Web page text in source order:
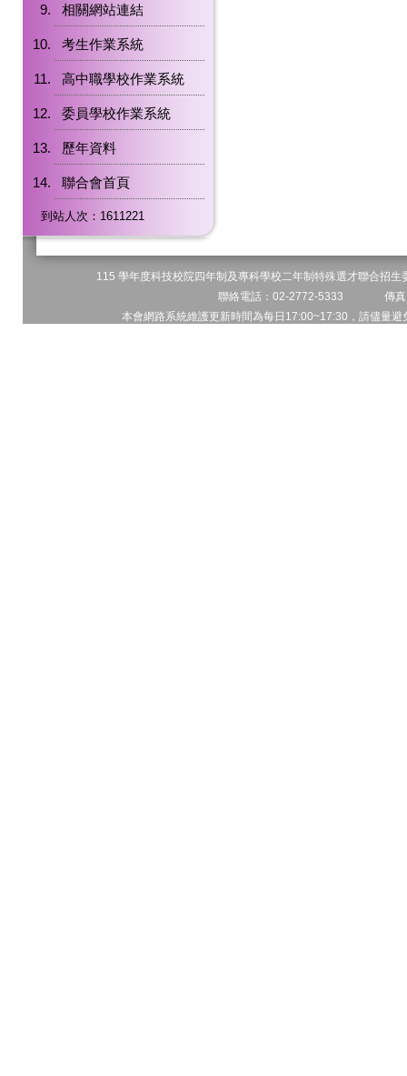
相關網站連結
考生作業系統
高中職學校作業系統
委員學校作業系統
歷年資料
聯合會首頁
到站人次：1611221
115 學年度科技校院四年制及專科學校二年制特殊選才聯合
聯絡電話：02-2772-5333 傳
本會網路系統維護更新時間為每日17:00~17:30，請儘量